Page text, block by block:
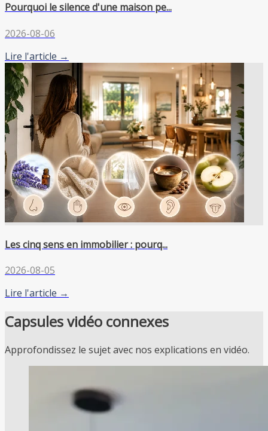
Pourquoi le silence d'une maison pe...
2026-08-06
Lire l'article →
Les cinq sens en immobilier : pourq...
2026-08-05
Lire l'article →
Capsules vidéo connexes
Approfondissez le sujet avec nos explications en vidéo.